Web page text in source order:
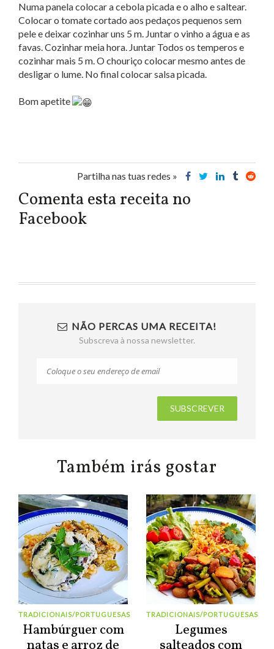
Numa panela colocar a cebola picada e o alho e saltear.
Colocar o tomate cortado aos pedaços pequenos sem
pele e deixar cozinhar uns 5 m. Juntar o vinho a água e as
favas. Cozinhar meia hora. Juntar Todos os temperos e
cozinhar mais 5 m. O chouriço colocar mesmo antes de
desligar o lume. No final colocar salsa picada.
Bom apetite
Partilha nas tuas redes »
Comenta esta receita no
Facebook
NÃO PERCAS UMA RECEITA!
Subscreva à nossa newsletter.
Também irás gostar
TRADICIONAIS/PORTUGUESAS
Hambúrguer com
TRADICIONAIS/PORTUGUESAS
Legumes